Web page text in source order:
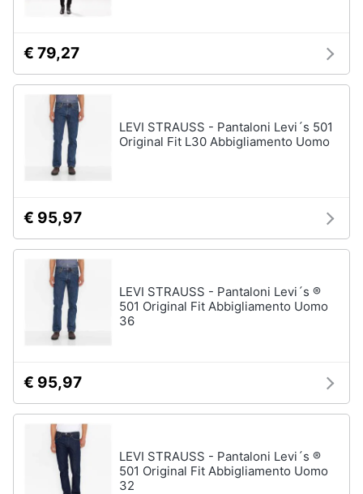
€ 79,27
LEVI STRAUSS - Pantaloni Levi´s 501
Original Fit L30 Abbigliamento Uomo
€ 95,97
LEVI STRAUSS - Pantaloni Levi´s ®
501 Original Fit Abbigliamento Uomo
36
€ 95,97
LEVI STRAUSS - Pantaloni Levi´s ®
501 Original Fit Abbigliamento Uomo
32